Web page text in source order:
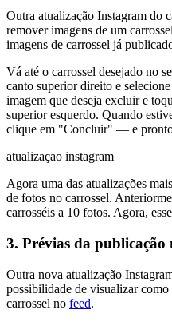
Outra atualização Instagram do
remover imagens de um
imagens de carrossel já
Vá até o carrossel desejado no
canto superior direito e
imagem que deseja excluir e
superior esquerdo. Quando
clique em "Concluir" — e
atualizaçao instagram
Agora uma das atualizações
de fotos no carrossel.
carrosséis a 10 fotos. Agora,
3. Prévias da publicação
Outra nova atualização
possibilidade de visualizar
carrossel no feed.